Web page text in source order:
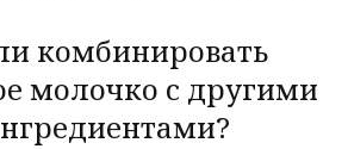
комбинировать
молочко с другими